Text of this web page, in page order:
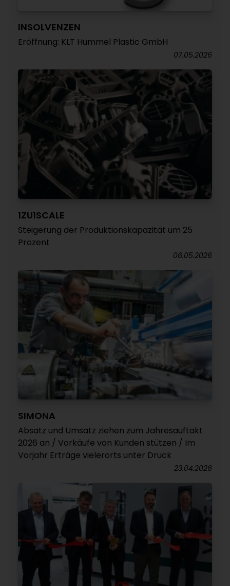
INSOLVENZEN
Eröffnung: KLT Hummel Plastic GmbH
07.05.2026
1ZU1SCALE
Steigerung der Produktionskapazität um 25
Prozent
06.05.2026
SIMONA
Absatz und Umsatz ziehen zum Jahresauftakt
2026 an / Vorkäufe von Kunden stützen / Im
Vorjahr Erträge vielerorts unter Druck
23.04.2026